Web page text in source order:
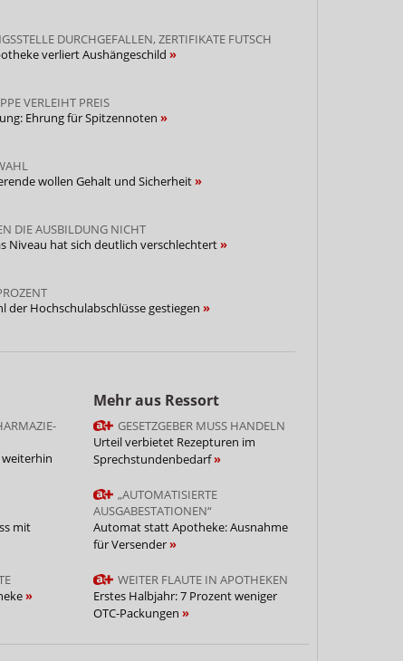
DURCHGEFALLEN, ZERTIFIKATE FUTSCH
verliert Aushängeschild
VERLEIHT PREIS
Ehrung für Spitzennoten
wollen Gehalt und Sicherheit
DIE AUSBILDUNG NICHT
Niveau hat sich deutlich verschlechtert
der Hochschulabschlüsse gestiegen
weiterhin
mit
Mehr aus Ressort
GESETZGEBER MUSS HANDELN
Urteil verbietet Rezepturen im
Sprechstundenbedarf
„AUTOMATISIERTE
AUSGABESTATIONEN“
Automat statt Apotheke: Ausnahme
für Versender
WEITER FLAUTE IN APOTHEKEN
Erstes Halbjahr: 7 Prozent weniger
OTC-Packungen